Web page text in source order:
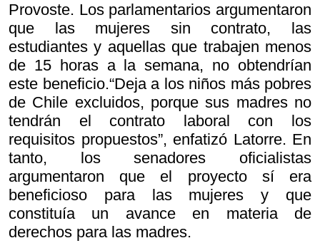
Provoste. Los parlamentarios argumentaron
que las mujeres sin contrato, las
estudiantes y aquellas que trabajen menos
de 15 horas a la semana, no obtendrían
este beneficio.“Deja a los niños más pobres
de Chile excluidos, porque sus madres no
tendrán el contrato laboral con los
requisitos propuestos”, enfatizó Latorre. En
tanto, los senadores oficialistas
argumentaron que el proyecto sí era
beneficioso para las mujeres y que
constituía un avance en materia de
derechos para las madres.